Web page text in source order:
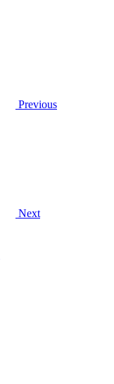
Previous
Next